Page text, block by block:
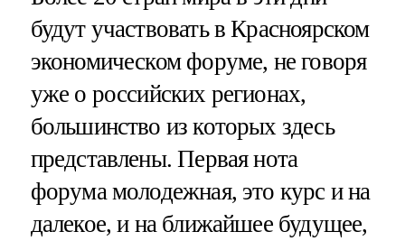
будут участвовать в Красноярском
экономическом форуме, не говоря
уже о российских регионах,
большинство из которых здесь
представлены. Первая нота
форума молодежная, это курс и на
далекое, и на ближайшее будущее,